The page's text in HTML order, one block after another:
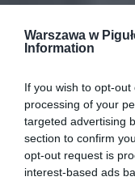
Warszawa w
Information
If you wish to opt-
processing of your
targeted advertising
section to confirm
opt-out request is
interest-based ads